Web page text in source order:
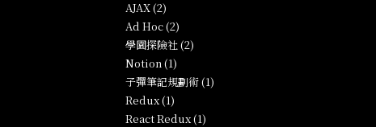
AJAX (2)
Ad Hoc (2)
學園探險社 (2)
Notion (1)
子彈筆記規劃術 (1)
Redux (1)
React Redux (1)